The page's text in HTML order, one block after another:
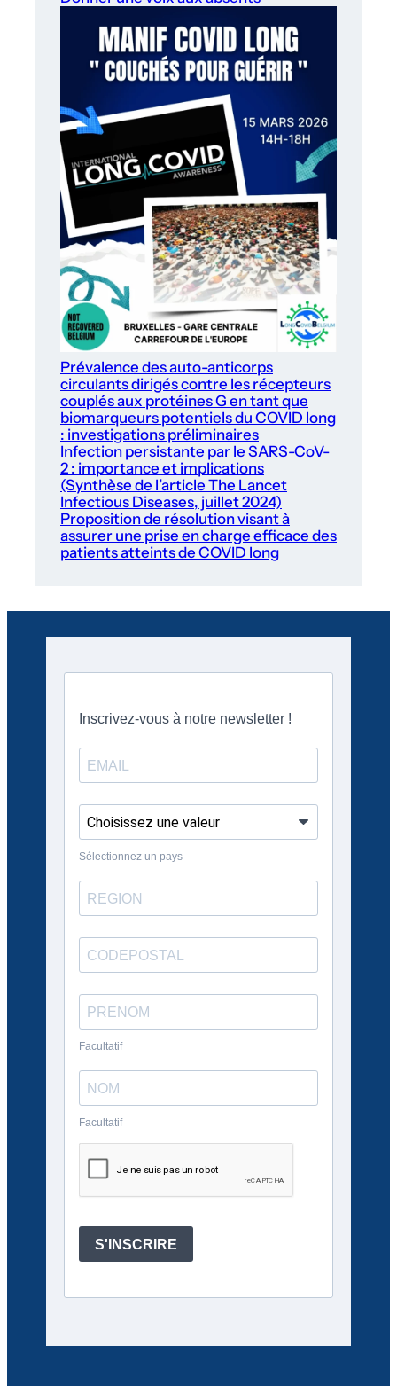
Prévalence des auto-anticorps
circulants dirigés contre les récepteurs
couplés aux protéines G en tant que
biomarqueurs potentiels du COVID long
: investigations préliminaires
Infection persistante par le SARS-CoV-
2 : importance et implications
(Synthèse de l’article The Lancet
Infectious Diseases, juillet 2024)
Proposition de résolution visant à
assurer une prise en charge efficace des
patients atteints de COVID long